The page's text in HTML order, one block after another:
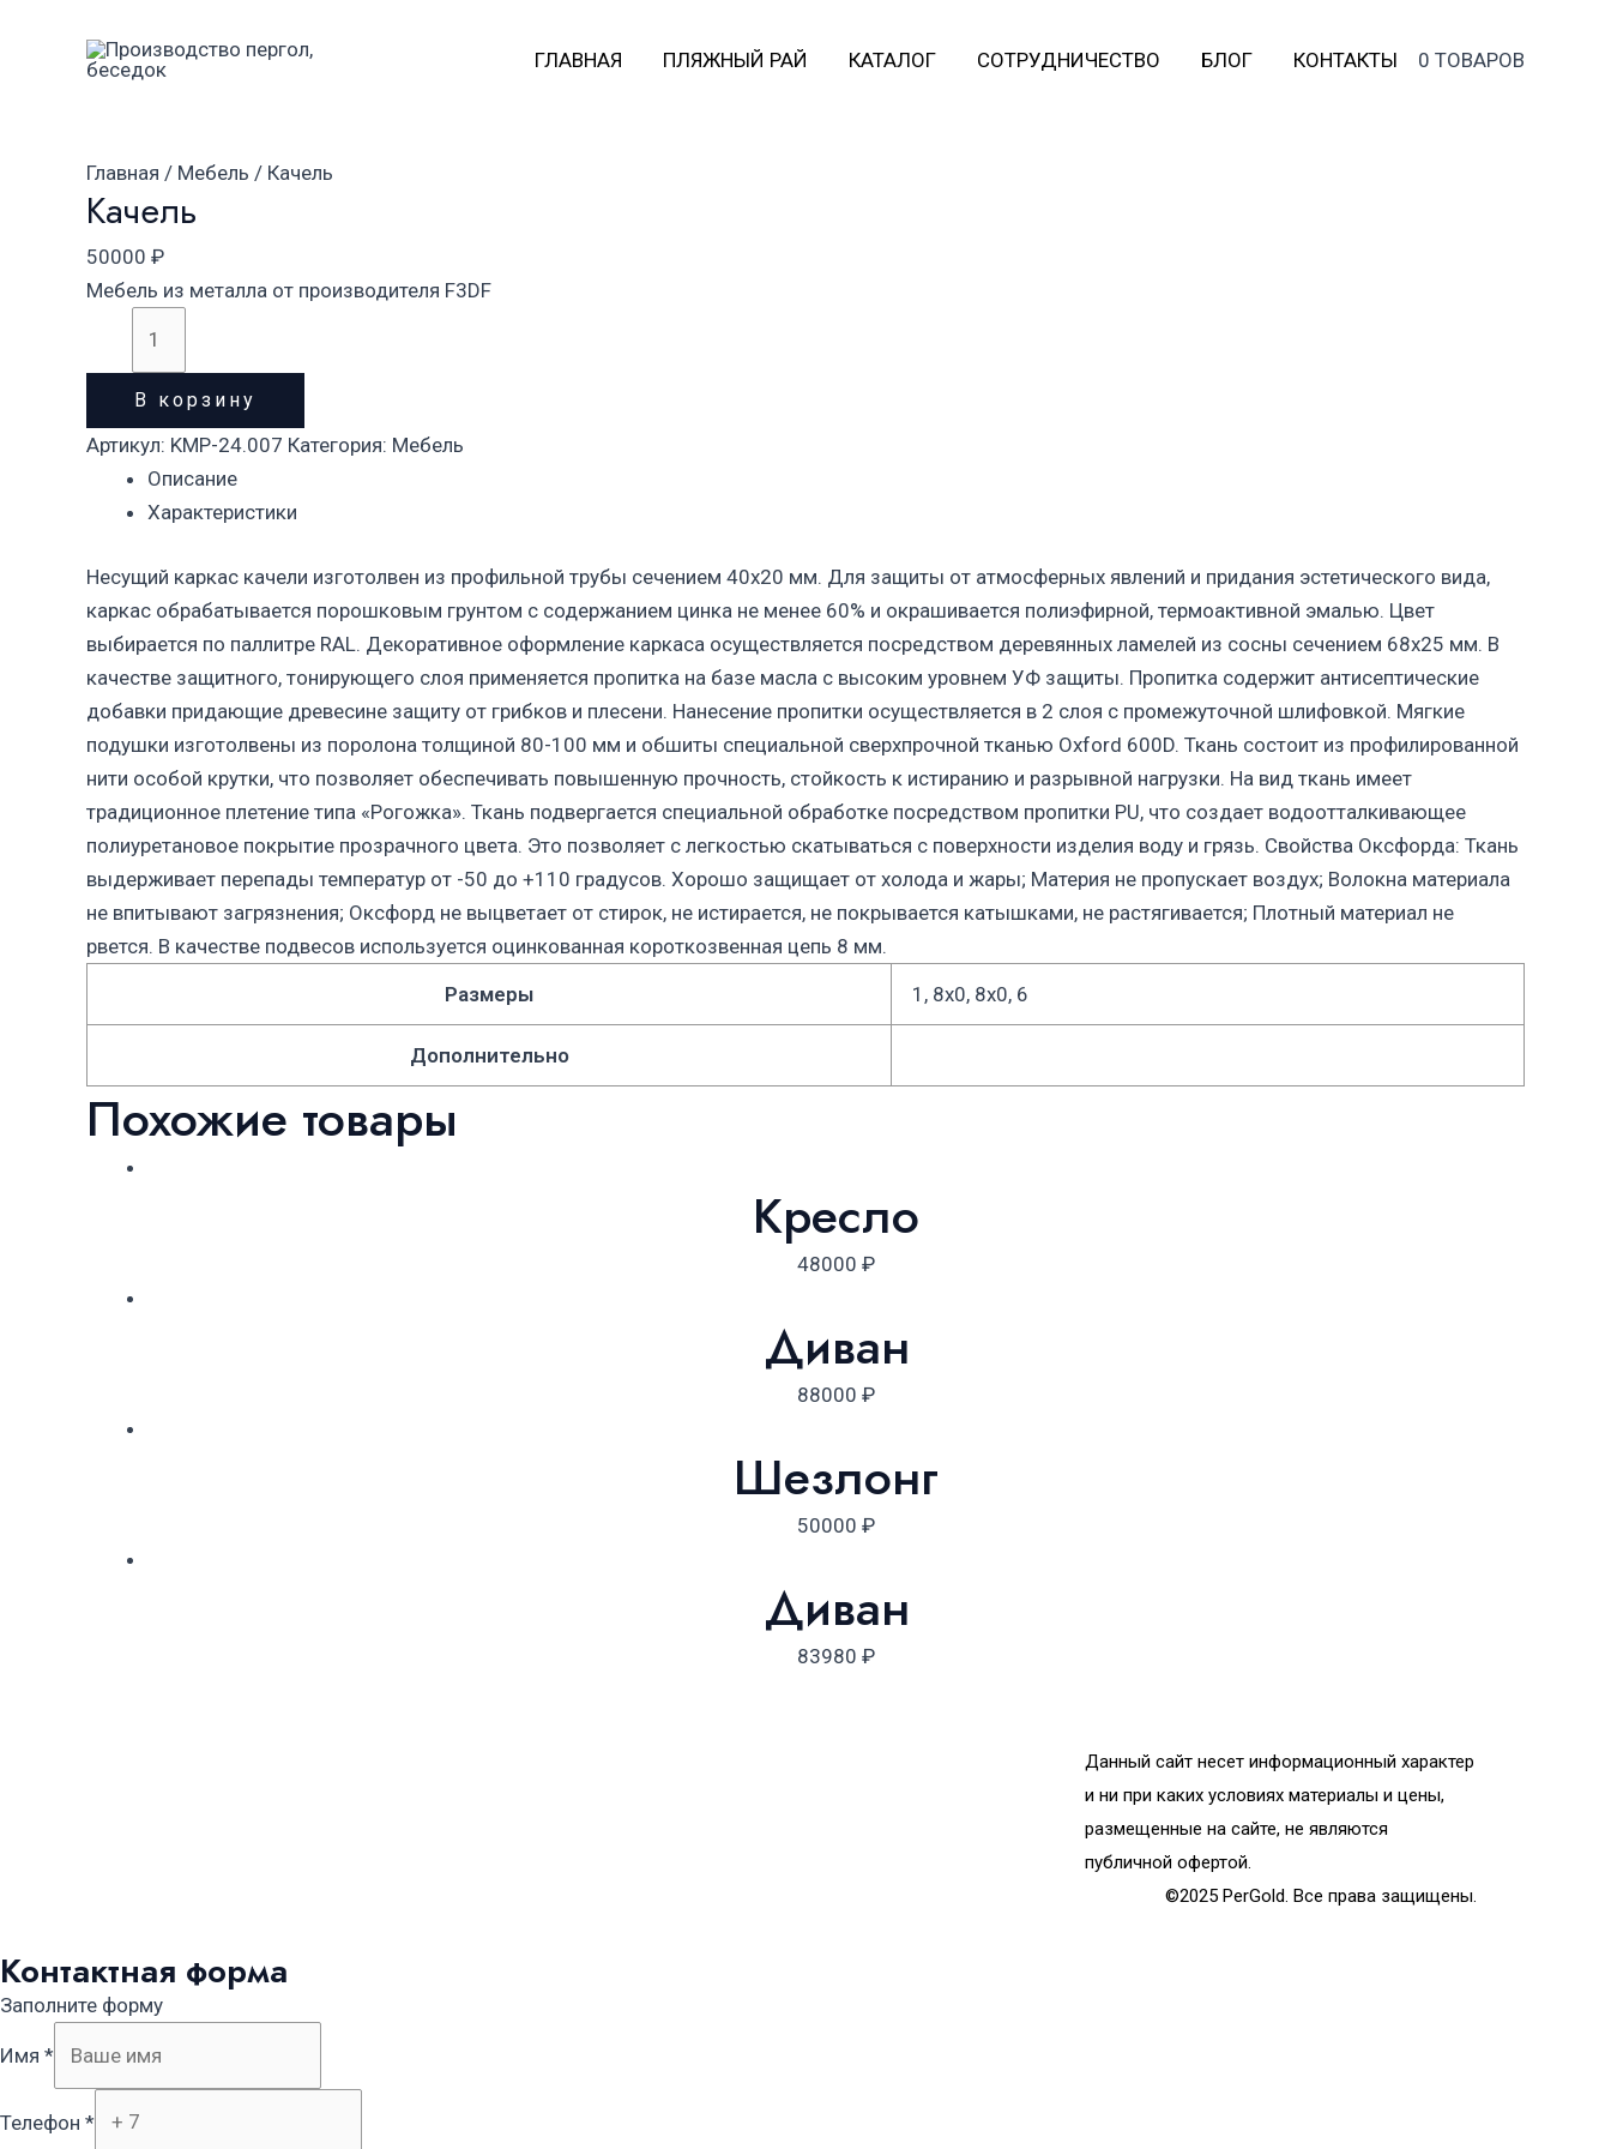
ГЛАВНАЯ ПЛЯЖНЫЙ РАЙ КАТАЛОГ СОТРУДНИЧЕСТВО БЛОГ КОНТАКТЫ 0 ТОВАРОВ
Главная / Мебель / Качель
Качель
50000 ₽
Мебель из металла от производителя F3DF
товара
В корзину
Артикул: KMP-24.007 Категория: Мебель
Описание
Характеристики
Несущий каркас качели изготолвен из профильной трубы сечением 40х20 мм. Для защиты от атмосферных явлений и придания эстетического вида,
каркас обрабатывается порошковым грунтом с содержанием цинка не менее 60% и окрашивается полиэфирной, термоактивной эмалью. Цвет
выбирается по паллитре RAL. Декоративное оформление каркаса осуществляется посредством деревянных ламелей из сосны сечением 68х25 мм. В
качестве защитного, тонирующего слоя применяется пропитка на базе масла с высоким уровнем УФ защиты. Пропитка содержит антисептические
добавки придающие древесине защиту от грибков и плесени. Нанесение пропитки осуществляется в 2 слоя с промежуточной шлифовкой. Мягкие
подушки изготолвены из поролона толщиной 80-100 мм и обшиты специальной сверхпрочной тканью Oxford 600D. Ткань состоит из профилированной
нити особой крутки, что позволяет обеспечивать повышенную прочность, стойкость к истиранию и разрывной нагрузки. На вид ткань имеет
традиционное плетение типа «Рогожка». Ткань подвергается специальной обработке посредством пропитки PU, что создает водоотталкивающее
полиуретановое покрытие прозрачного цвета. Это позволяет с легкостью скатываться с поверхности изделия воду и грязь. Свойства Оксфорда: Ткань
выдерживает перепады температур от -50 до +110 градусов. Хорошо защищает от холода и жары; Материя не пропускает воздух; Волокна материала
не впитывают загрязнения; Оксфорд не выцветает от стирок, не истирается, не покрывается катышками, не растягивается; Плотный материал не
рвется. В качестве подвесов используется оцинкованная короткозвенная цепь 8 мм.
Размеры
1, 8х0, 8х0, 6
Дополнительно
Похожие товары
Кресло
48000 ₽
Диван
88000 ₽
Шезлонг
50000 ₽
Диван
83980 ₽
Данный сайт несет информационный характер
и ни при каких условиях материалы и цены,
размещенные на сайте, не являются
публичной офертой.
©2025 PerGold. Все права защищены.
Контактная форма
Заполните форму
Имя *
Телефон *